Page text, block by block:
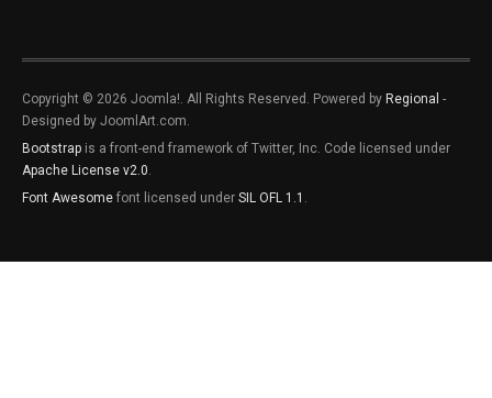
Copyright © 2026 Joomla!. All Rights Reserved. Powered by Regional -
Designed by JoomlArt.com.
Bootstrap is a front-end framework of Twitter, Inc. Code licensed under
Apache License v2.0.
Font Awesome font licensed under SIL OFL 1.1 .